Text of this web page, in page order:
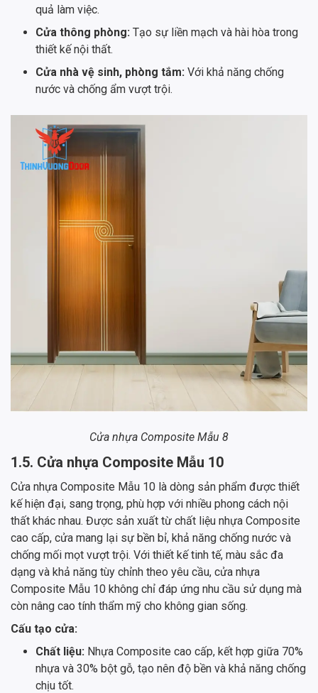
quả làm việc.
Cửa thông phòng: Tạo sự liền mạch và hài hòa trong
thiết kế nội thất.
Cửa nhà vệ sinh, phòng tắm: Với khả năng chống
nước và chống ẩm vượt trội.
Cửa nhựa Composite Mẫu 8
1.5. Cửa nhựa Composite Mẫu 10
Cửa nhựa Composite Mẫu 10 là dòng sản phẩm được thiết
kế hiện đại, sang trọng, phù hợp với nhiều phong cách nội
thất khác nhau. Được sản xuất từ chất liệu nhựa Composite
cao cấp, cửa mang lại sự bền bỉ, khả năng chống nước và
chống mối mọt vượt trội. Với thiết kế tinh tế, màu sắc đa
dạng và khả năng tùy chỉnh theo yêu cầu, cửa nhựa
Composite Mẫu 10 không chỉ đáp ứng nhu cầu sử dụng mà
còn nâng cao tính thẩm mỹ cho không gian sống.
Cấu tạo cửa:
Chất liệu: Nhựa Composite cao cấp, kết hợp giữa 70%
nhựa và 30% bột gỗ, tạo nên độ bền và khả năng chống
chịu tốt.